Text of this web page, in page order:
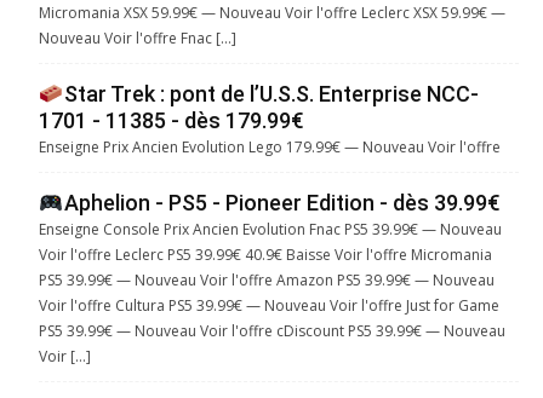
Micromania XSX 59.99€ — Nouveau Voir l'offre Leclerc XSX 59.99€ —
Nouveau Voir l'offre Fnac […]
Star Trek : pont de l’U.S.S. Enterprise NCC-
1701 - 11385 - dès 179.99€
Enseigne Prix Ancien Evolution Lego 179.99€ — Nouveau Voir l'offre
Aphelion - PS5 - Pioneer Edition - dès 39.99€
Enseigne Console Prix Ancien Evolution Fnac PS5 39.99€ — Nouveau
Voir l'offre Leclerc PS5 39.99€ 40.9€ Baisse Voir l'offre Micromania
PS5 39.99€ — Nouveau Voir l'offre Amazon PS5 39.99€ — Nouveau
Voir l'offre Cultura PS5 39.99€ — Nouveau Voir l'offre Just for Game
PS5 39.99€ — Nouveau Voir l'offre cDiscount PS5 39.99€ — Nouveau
Voir […]